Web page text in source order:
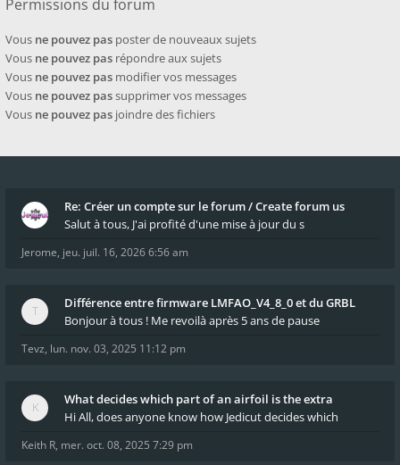
Permissions du forum
Vous ne pouvez pas poster de nouveaux sujets
Vous ne pouvez pas répondre aux sujets
Vous ne pouvez pas modifier vos messages
Vous ne pouvez passupprimer vos messages
Vous ne pouvez pas joindre des fichiers
Re: Créer un compte sur le forum / Create forum us
Salut à tous, J'ai profité d'une mise à jour du s
Jerome, jeu. juil. 16, 2026 6:56 am
Différence entre firmware LMFAO_V4_8_0 et du GRBL
Bonjour à tous ! Me revoilà après 5 ans de pause
Tevz, lun. nov. 03, 2025 11:12 pm
What decides which part of an airfoil is the extra
Hi All, does anyone know how Jedicut decides which
Keith R, mer. oct. 08, 2025 7:29 pm